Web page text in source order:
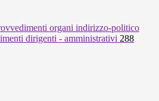
organi indirizzo-politico
dirigenti - amministrativi 288